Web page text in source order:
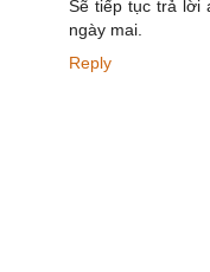
Sẽ tiếp tục trả lời
ngày mai.
Reply